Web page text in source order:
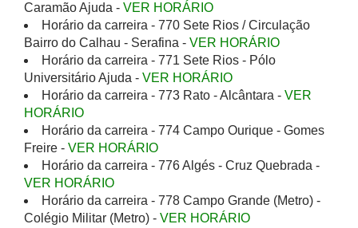
Caramão Ajuda - VER HORÁRIO
Horário da carreira - 770 Sete Rios / Circulação
Bairro do Calhau - Serafina - VER HORÁRIO
Horário da carreira - 771 Sete Rios - Pólo
Universitário Ajuda - VER HORÁRIO
Horário da carreira - 773 Rato - Alcântara - VER
HORÁRIO
Horário da carreira - 774 Campo Ourique - Gomes
Freire - VER HORÁRIO
Horário da carreira - 776 Algés - Cruz Quebrada -
VER HORÁRIO
Horário da carreira - 778 Campo Grande (Metro) -
Colégio Militar (Metro) - VER HORÁRIO